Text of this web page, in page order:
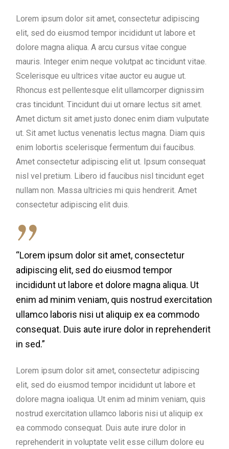
Lorem ipsum dolor sit amet, consectetur adipiscing
elit, sed do eiusmod tempor incididunt ut labore et
dolore magna aliqua. A arcu cursus vitae congue
mauris. Integer enim neque volutpat ac tincidunt vitae.
Scelerisque eu ultrices vitae auctor eu augue ut.
Rhoncus est pellentesque elit ullamcorper dignissim
cras tincidunt. Tincidunt dui ut ornare lectus sit amet.
Amet dictum sit amet justo donec enim diam vulputate
ut. Sit amet luctus venenatis lectus magna. Diam quis
enim lobortis scelerisque fermentum dui faucibus.
Amet consectetur adipiscing elit ut. Ipsum consequat
nisl vel pretium. Libero id faucibus nisl tincidunt eget
nullam non. Massa ultricies mi quis hendrerit. Amet
consectetur adipiscing elit duis.
“Lorem ipsum dolor sit amet, consectetur
adipiscing elit, sed do eiusmod tempor
incididunt ut labore et dolore magna aliqua. Ut
enim ad minim veniam, quis nostrud exercitation
ullamco laboris nisi ut aliquip ex ea commodo
consequat. Duis aute irure dolor in reprehenderit
in sed.”
Lorem ipsum dolor sit amet, consectetur adipiscing
elit, sed do eiusmod tempor incididunt ut labore et
dolore magna ioaliqua. Ut enim ad minim veniam, quis
nostrud exercitation ullamco laboris nisi ut aliquip ex
ea commodo consequat. Duis aute irure dolor in
reprehenderit in voluptate velit esse cillum dolore eu